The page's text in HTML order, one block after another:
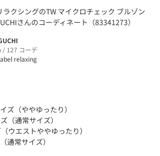
クシングのTW マイクロチェック ブルゾン
さんのコーディネート（83341273）
/ 127 コーデ
relaxing
ズ（ややゆったり）
（通常サイズ）
ウエストややゆったり）
通常サイズ）